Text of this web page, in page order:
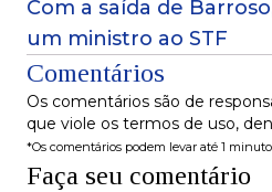
Com a saída de
um ministro ao STF
Comentários
Os comentários são de
que viole os termos de uso,
*Os comentários podem levar até 1
Faça seu comentário